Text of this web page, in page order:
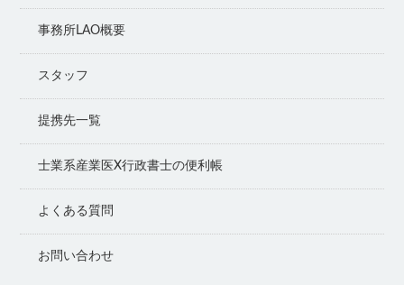
事務所LAO概要
スタッフ
提携先一覧
士業系産業医X行政書士の便利帳
よくある質問
お問い合わせ